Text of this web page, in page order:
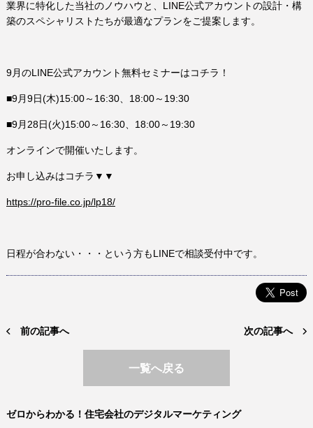
業界に特化した当社のノウハウと、LINE公式アカウントの設計・構
築のスペシャリストたちが最適なプランをご提案します。
9月のLINE公式アカウント無料セミナーはコチラ！
■9月9日(木)15:00～16:30、18:00～19:30
■9月28日(火)15:00～16:30、18:00～19:30
オンラインで開催いたします。
お申し込みはコチラ▼▼
https://pro-file.co.jp/lp18/
日程が合わない・・・という方もLINEで相談受付中です。
前の記事へ 次の記事へ
一覧へ戻る
ゼロからわかる！住宅会社のデジタルマーケティング